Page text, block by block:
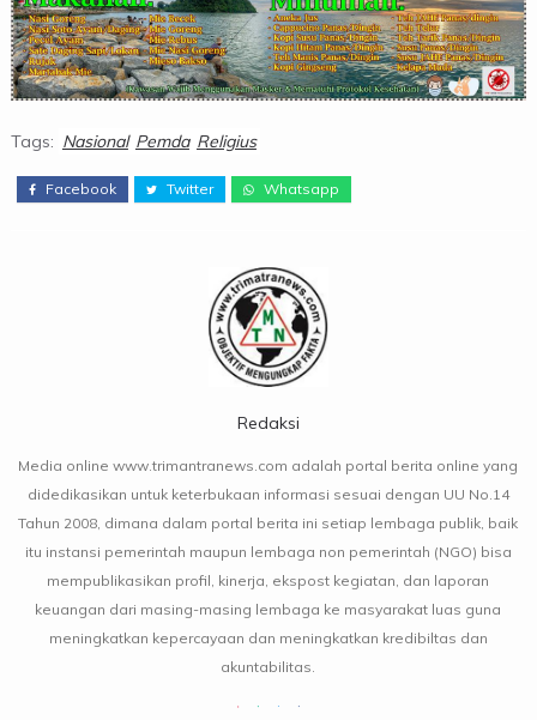
Tags: Nasional Pemda Religius
Facebook Twitter Whatsapp
Redaksi
Media online www.trimantranews.com adalah portal berita online yang
didedikasikan untuk keterbukaan informasi sesuai dengan UU No.14
Tahun 2008, dimana dalam portal berita ini setiap lembaga publik, baik
itu instansi pemerintah maupun lembaga non pemerintah (NGO) bisa
mempublikasikan profil, kinerja, ekspost kegiatan, dan laporan
keuangan dari masing-masing lembaga ke masyarakat luas guna
meningkatkan kepercayaan dan meningkatkan kredibiltas dan
akuntabilitas.